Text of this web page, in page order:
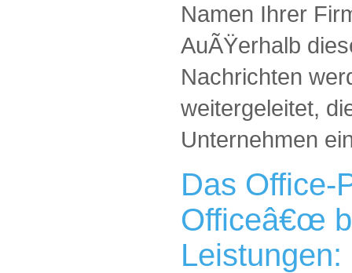
Namen Ihrer
AuÃŸerhalb
Nachrichten
weitergeleitet,
Unternehmen
Das Office-
Officeâ€œ
Leistungen: